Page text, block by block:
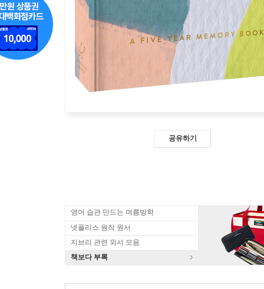
공유하기
영어 습관 만드는 여름방학
넷플리스 원작 원서
지브리 관련 외서 모음
책보다 부록